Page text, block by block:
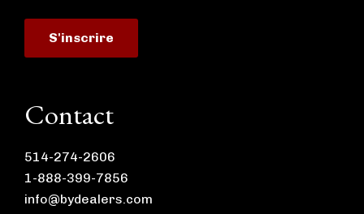
Contact
514-274-2606
1-888-399-7856
info@bydealers.com